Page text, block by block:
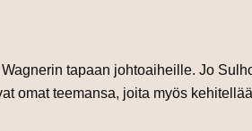
tapaan johtoaiheille. Jo
omat teemansa, joita myös